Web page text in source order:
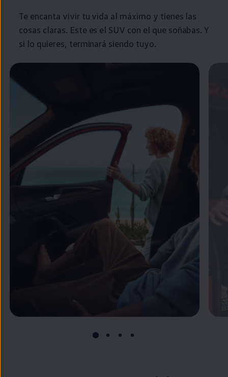
Te encanta vivir tu vida al máximo y tienes las
cosas claras. Este es el SUV con el que soñabas. Y
si lo quieres, terminará siendo tuyo.
Enable fullscreen mode